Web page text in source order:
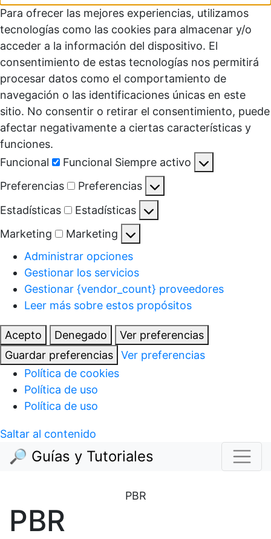
Para ofrecer las mejores experiencias, utilizamos
tecnologías como las cookies para almacenar y/o
acceder a la información del dispositivo. El
consentimiento de estas tecnologías nos permitirá
procesar datos como el comportamiento de
navegación o las identificaciones únicas en este
sitio. No consentir o retirar el consentimiento, puede
afectar negativamente a ciertas características y
funciones.
Funcional
Funcional Siempre activo
Preferencias
Preferencias
Estadísticas
Estadísticas
Marketing
Marketing
Administrar opciones
Gestionar los servicios
Gestionar {vendor_count} proveedores
Leer más sobre estos propósitos
Acepto Denegado
Ver preferencias
Guardar preferencias
Ver preferencias
Política de cookies
Política de uso
Política de uso
Saltar al contenido
🔎 Guías y Tutoriales
PBR
PBR